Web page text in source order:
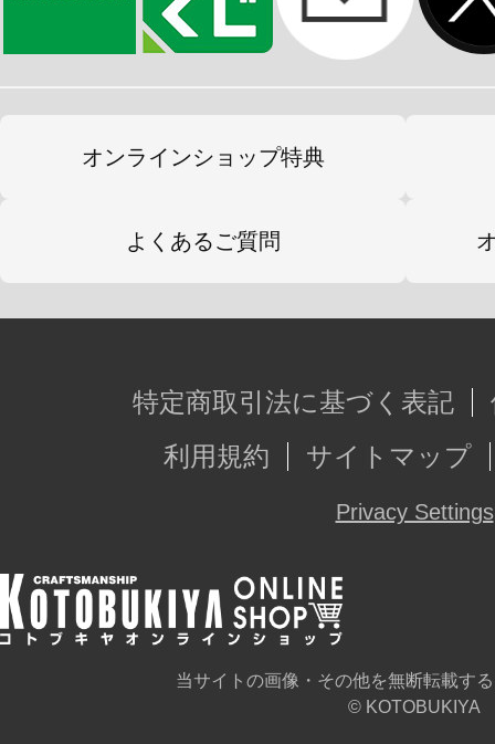
■クリアポスター（A3縦サイズ｜約
のクリアポスター。
■卓上カレンダー（約
※各画像は開発中のイメージ画像で
※こちらの商品は2021年9月開催『
いりすミスティリア！』リリース3
限定商品です。
なお、イベント終了後もコトブキ
オンラインショップ特典
よくあるご質問
特定商取引法に基づく表記
利用規約
サイトマップ
Privacy Settings
当サイトの画像・その他を無断転載す
© KOTOBUKIYA